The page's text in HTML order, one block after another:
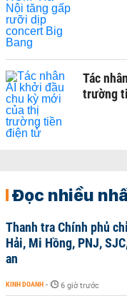
Tác
trường
Đọc nhiều
Thanh tra Chính phủ
Hải, Mi Hồng, PNJ,
an
KINH DOANH - 6 giờ trước